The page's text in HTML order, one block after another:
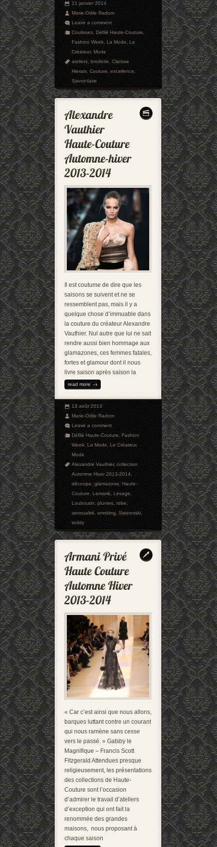
21 janvier 2014
Marie-Odile Radom
Leave a comment
Coulisses,Défilé Haute-Couture,
Fashion Week,La Mode,Le
Créateur,Mode
ateliers,broderie,Clarisse
Hieraix,Couture,excellence,
Savoir-faire
Il est coutume de dire que les
saisons se suivent et ne se
ressemblent pas, mais il y a
quelque chose d’immuable dans
la couture du créateur Alexandre
Vauthier. Nul autre que lui ne sait
rendre aussi bien hommage aux
glamazones, ces femmes fatales,
fortes et glamour dont il nous
livre saison après saison la
read more
13 août 2013
Marie-Odile Radom
Leave a comment
Défilé Haute-Couture,Fashion
Week,La Mode,Le Créateur,
Mode
Alexandre Vauthier,collection
Automne Hiver 2013-2014,
découpe,glamazone,Haute-
Couture,Lemarié,Lesage,
Louboutin,plumes,robe,
sensualité,smoking,Swarovski,
teddy
« Car c’est ainsi que nous allons,
barques luttant contre un courant
qui nous ramène sans cesse
vers le passé. » Gatsby le
Magnifique – Francis Scott
Fitzgerald Attendues presque
religieusement, les présentations
des collections de Haute-
Couture sont l’occasion
d’admirer le travail d’ateliers
d’exception qui ont fait la
renommée des grandes
maisons, nous proposant à
chaque saison